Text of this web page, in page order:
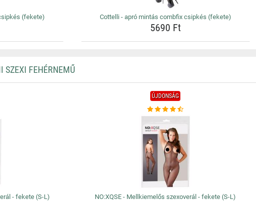
(fekete) Cottelli - apró mintás combfix csipkés (fekete)
5690 Ft
SZEXI FEHÉRNEMŰ
- fekete (S-L)
ÚJDONSÁG
NO:XQSE - Mellkiemelős szexoverál - fekete (S-L)